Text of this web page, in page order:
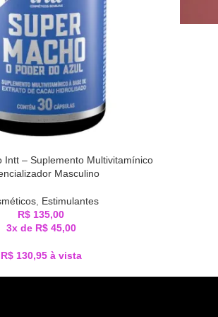
Intt – Suplemento Multivitamínico
Masculino
, Estimulantes
R$ 135,00
3x de R$45,00
R$130,95 à vista